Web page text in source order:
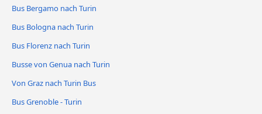
Bus Bergamo nach Turin
Bus Bologna nach Turin
Bus Florenz nach Turin
Busse von Genua nach Turin
Von Graz nach Turin Bus
Bus Grenoble - Turin